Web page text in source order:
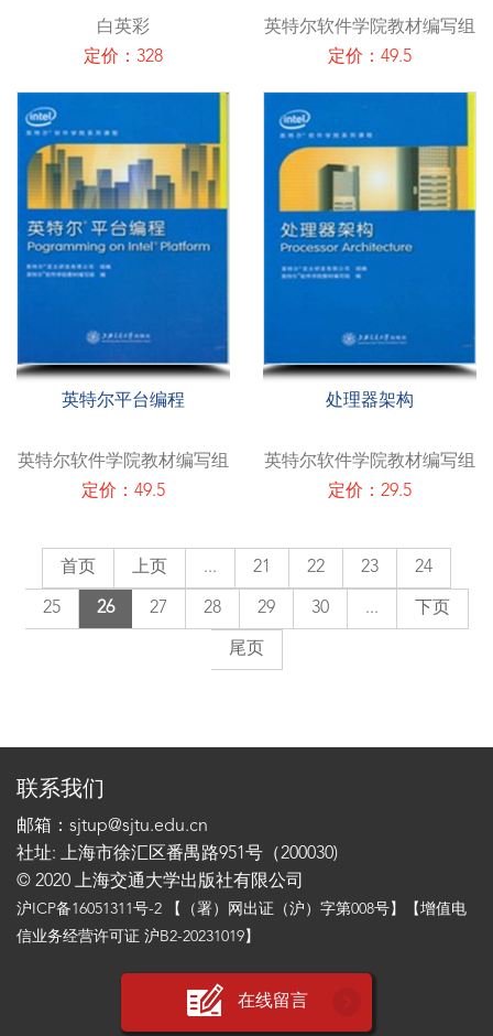
白英彩
定价：328
英特尔软件学院教材编写组
定价：49.5
英特尔平台编程
英特尔软件学院教材编写组
定价：49.5
处理器架构
英特尔软件学院教材编写组
定价：29.5
首页 上页 ... 21 22 23 24
25 26 27 28 29 30 ... 下页
尾页
联系我们
邮箱：sjtup@sjtu.edu.cn
社址: 上海市徐汇区番禺路951号（200030)
© 2020 上海交通大学出版社有限公司
沪ICP备16051311号-2 【（署）网出证（沪）字第008号】【增值电
信业务经营许可证 沪B2-20231019】
在线留言